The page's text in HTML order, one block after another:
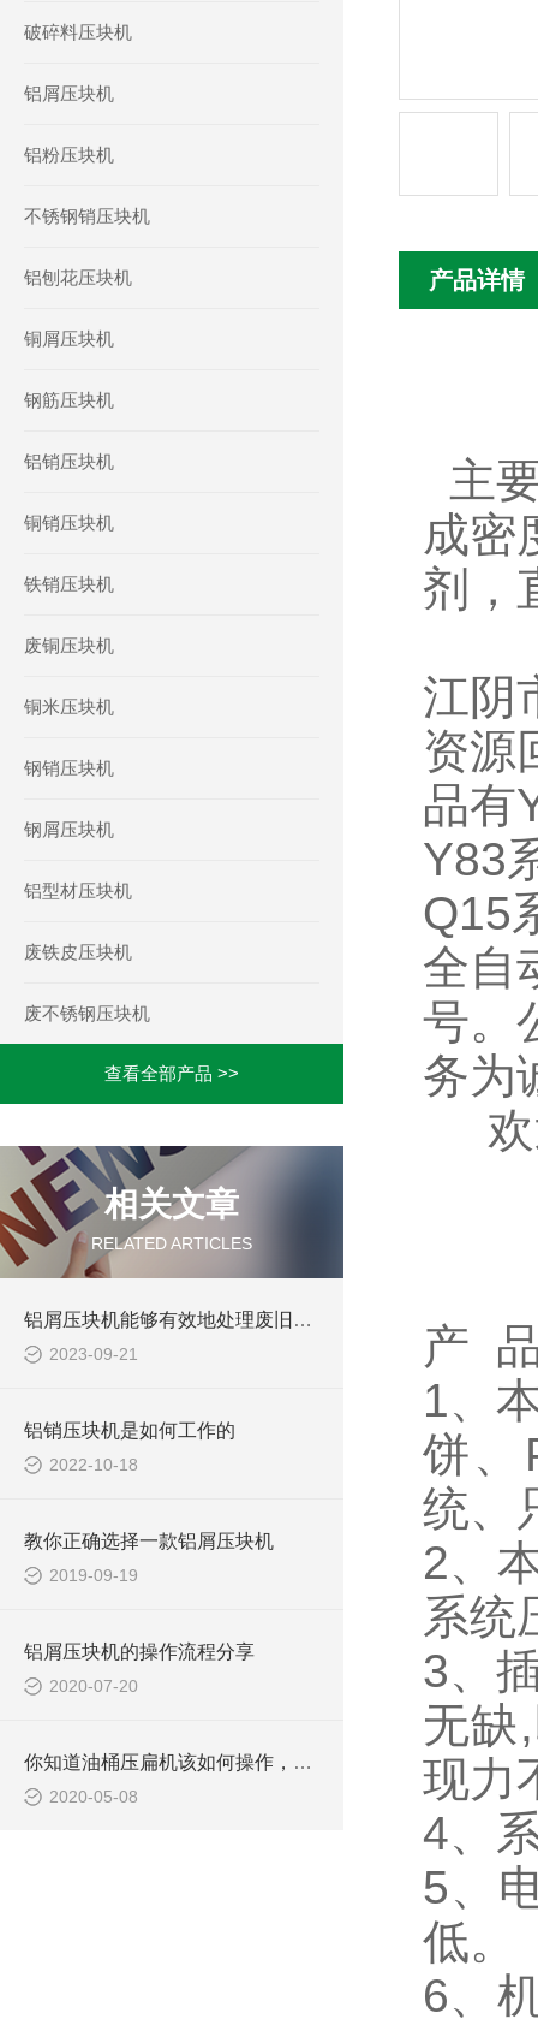
破碎料压块机
铝屑压块机
铝粉压块机
不锈钢销压块机
铝刨花压块机
铜屑压块机
钢筋压块机
铝销压块机
铜销压块机
铁销压块机
废铜压块机
铜米压块机
钢销压块机
钢屑压块机
铝型材压块机
废铁皮压块机
废不锈钢压块机
查看全部产品 >>
相关文章
RELATED ARTICLES
铝屑压块机能够有效地处理废旧铝屑，提高回收利用率
2023-09-21
铝销压块机是如何工作的
2022-10-18
教你正确选择一款铝屑压块机
2019-09-19
铝屑压块机的操作流程分享
2020-07-20
你知道油桶压扁机该如何操作，又该注意哪些事项吗？
2020-05-08
产品详情
主
成密
剂，
江阴
资源
品有
Y83
Q15
全自
号。
务为
产
1、
饼、
统、
2、
系统
3、
无缺
现力
4、
5、
低。
6、